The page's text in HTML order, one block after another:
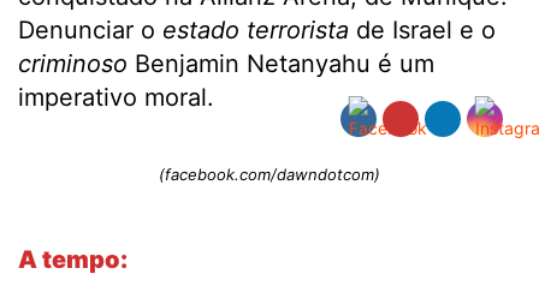
Denunciar o estado terrorista de Israel e o
criminoso Benjamin Netanyahu é um
imperativo moral.
(facebook.com/dawndotcom)
A tempo: